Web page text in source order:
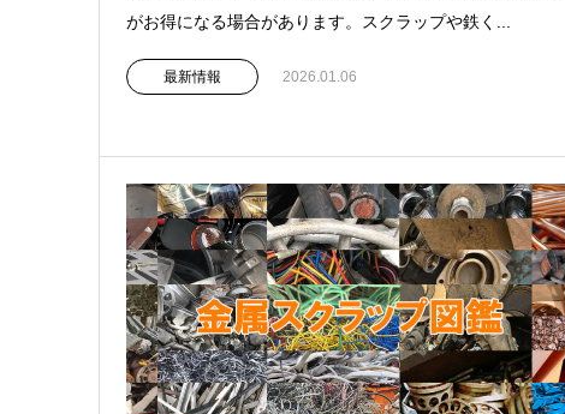
がお得になる場合があります。スクラップや鉄く...
最新情報 2026.01.06